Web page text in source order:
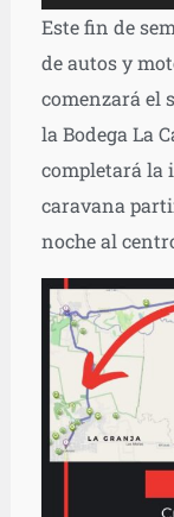
de
audio
Este fin de
de autos y
comenzará el
la Bodega La
completará la
caravana
noche al